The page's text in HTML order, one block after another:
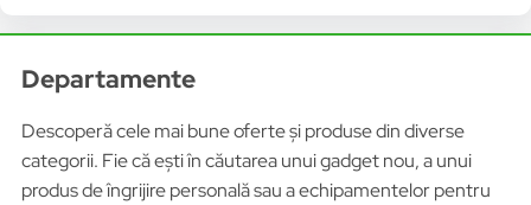
Departamente
Descoperă cele mai bune oferte și produse din diverse
categorii. Fie că ești în căutarea unui gadget nou, a unui
produs de îngrijire personală sau a echipamentelor pentru